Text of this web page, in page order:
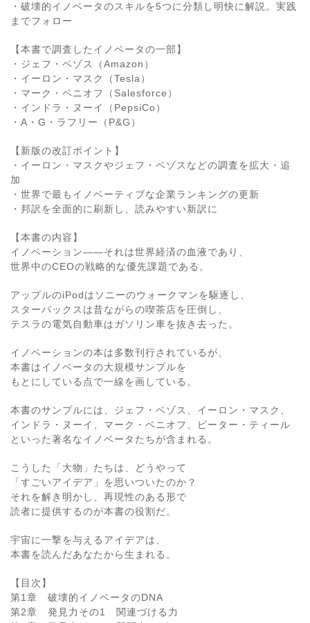
・破壊的イノベータのスキルを5つに分類し明快に解説。実践
までフォロー
【本書で調査したイノベータの一部】
・ジェフ・ベゾス（Amazon）
・イーロン・マスク（Tesla）
・マーク・ベニオフ（Salesforce）
・インドラ・ヌーイ（PepsiCo）
・A・G・ラフリー（P&G）
【新版の改訂ポイント】
・イーロン・マスクやジェフ・ベゾスなどの調査を拡大・追
加
・世界で最もイノベーティブな企業ランキングの更新
・邦訳を全面的に刷新し、読みやすい新訳に
【本書の内容】
イノベーション――それは世界経済の血液であり、
世界中のCEOの戦略的な優先課題である。
アップルのiPodはソニーのウォークマンを駆逐し、
スターバックスは昔ながらの喫茶店を圧倒し、
テスラの電気自動車はガソリン車を抜き去った。
イノベーションの本は多数刊行されているが、
本書はイノベータの大規模サンプルを
もとにしている点で一線を画している。
本書のサンプルには、ジェフ・ベゾス、イーロン・マスク、
インドラ・ヌーイ、マーク・ベニオフ、ピーター・ティール
といった著名なイノベータたちが含まれる。
こうした「大物」たちは、どうやって
「すごいアイデア」を思いついたのか？
それを解き明かし、再現性のある形で
読者に提供するのが本書の役割だ。
宇宙に一撃を与えるアイデアは、
本書を読んだあなたから生まれる。
【目次】
第1章 破壊的イノベータのDNA
第2章 発見力その1 関連づける力